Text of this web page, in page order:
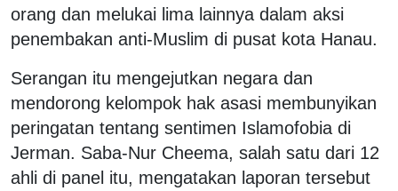
orang dan melukai lima lainnya dalam aksi
penembakan anti-Muslim di pusat kota Hanau.
Serangan itu mengejutkan negara dan
mendorong kelompok hak asasi membunyikan
peringatan tentang sentimen Islamofobia di
Jerman. Saba-Nur Cheema, salah satu dari 12
ahli di panel itu, mengatakan laporan tersebut